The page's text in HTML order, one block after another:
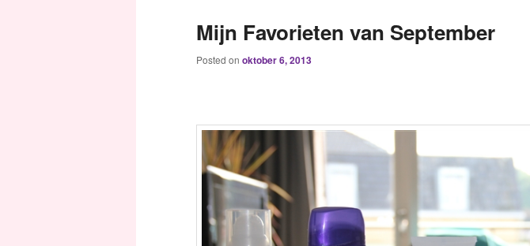
Mijn Favorieten van September
Posted on oktober 6, 2013